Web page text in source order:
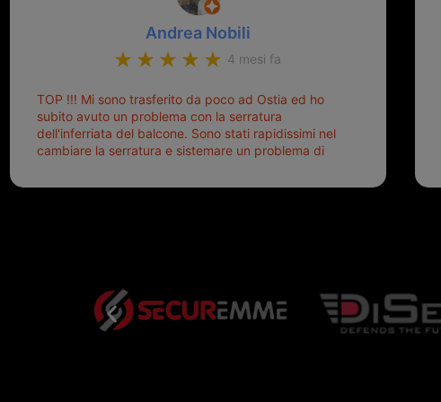
Andrea Nobili
4 mesi fa
TOP !!! Mi sono trasferito da poco ad Ostia ed ho
subito avuto un problema con la serratura
dell'inferriata del balcone. Sono stati rapidissimi nel
cambiare la serratura e sistemare un problema di
che onesto evitando spese ben più esose.